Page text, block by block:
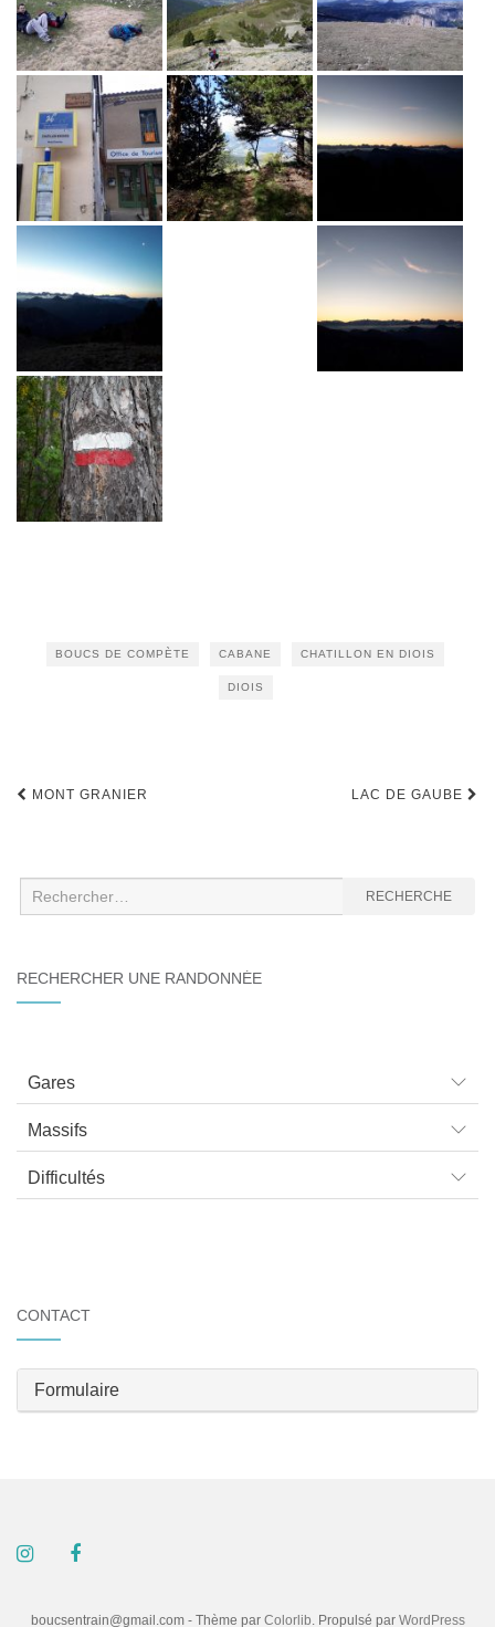
BOUCS DE COMPÈTE CABANE CHATILLON EN DIOIS
DIOIS
Navigation
MONT GRANIER LAC DE GAUBE
Recherche
:
RECHERCHE
RECHERCHER UNE RANDONNÉE
Gares
Massifs
Difficultés
CONTACT
Formulaire
boucsentrain@gmail.com - Thème par Colorlib . Propulsé par WordPress